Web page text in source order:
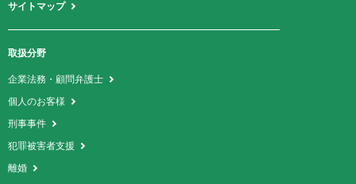
サイトマップ
取扱分野
企業法務・顧問弁護士
個人のお客様
刑事事件
犯罪被害者支援
離婚